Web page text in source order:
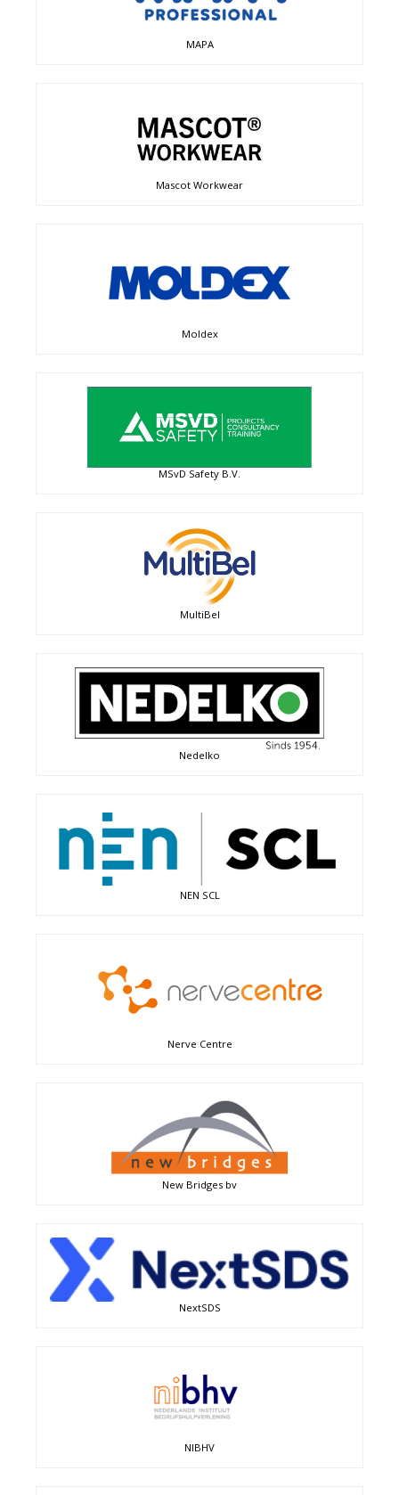
MAPA
Mascot Workwear
Moldex
MSvD Safety B.V.
MultiBel
Nedelko
NEN SCL
Nerve Centre
New Bridges bv
NextSDS
NIBHV